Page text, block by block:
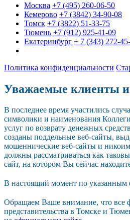
Москва +7 (495) 260-06-50
Кемерово +7 (3842) 34-90-08
Томск +7 (3822) 51-33-75
Тюмень +7 (912) 925-41-09
Екатеринбург + 7 (343) 272-
Политика конфиденциальности
Уважаемые клиенты
В последнее время участились
символики и наименования
услуг по возврату денежных
созданы поддельные веб-сайты,
мошеннические веб-сайты и
должны рассматриваться как
сайт, на котором Вы сейчас
В настоящий момент по указанным
Обращаем Ваше внимание, что все
представительства в Томске и